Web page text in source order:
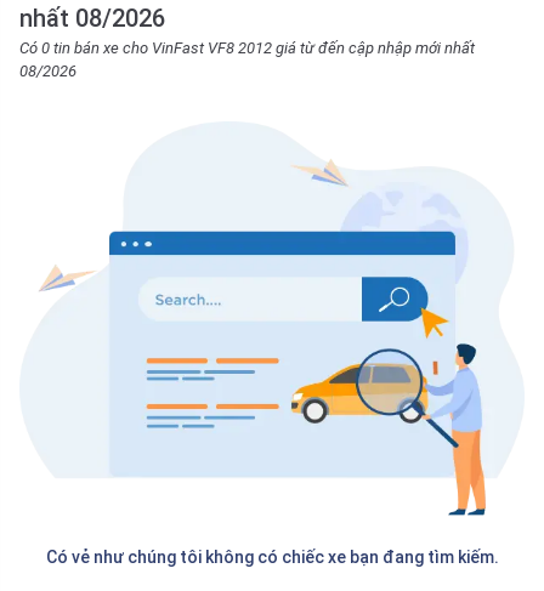
nhất 08/2026
Có 0 tin bán xe cho VinFast VF8 2012 giá từ đến cập nhập mới nhất
08/2026
Có vẻ như chúng tôi không có chiếc xe bạn đang tìm kiếm.